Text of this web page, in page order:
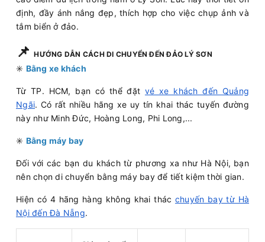
định, đầy ánh nắng đẹp, thích hợp cho việc chụp ảnh và
tắm biển ở đảo.
📌HƯỚNG DẪN CÁCH DI CHUYỂN ĐẾN ĐẢO LÝ SƠN
✳️ Bằng xe khách
Từ TP. HCM, bạn có thể đặt vé xe khách đến Quảng
Ngãi. Có rất nhiều hãng xe uy tín khai thác tuyến đường
này như Minh Đức, Hoàng Long, Phi Long,...
✳️ Bằng máy bay
Đối với các bạn du khách từ phương xa như Hà Nội, bạn
nên chọn di chuyển bằng máy bay để tiết kiệm thời gian.
Hiện có 4 hãng hàng không khai thác chuyến bay từ Hà
Nội đến Đà Nẵng.